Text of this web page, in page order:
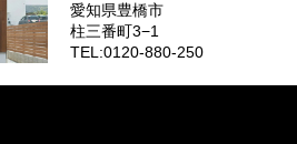
愛知県豊橋市
柱三番町3−1
TEL:0120-880-250